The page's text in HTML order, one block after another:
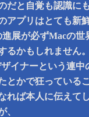
だと自覚も認識に
アプリはとても新
進展が必ずMacの
るかもしれません
イナーという連中
とかで狂っている
れば本人に伝えて
、